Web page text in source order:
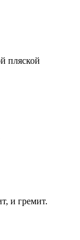
пляской
и гремит.